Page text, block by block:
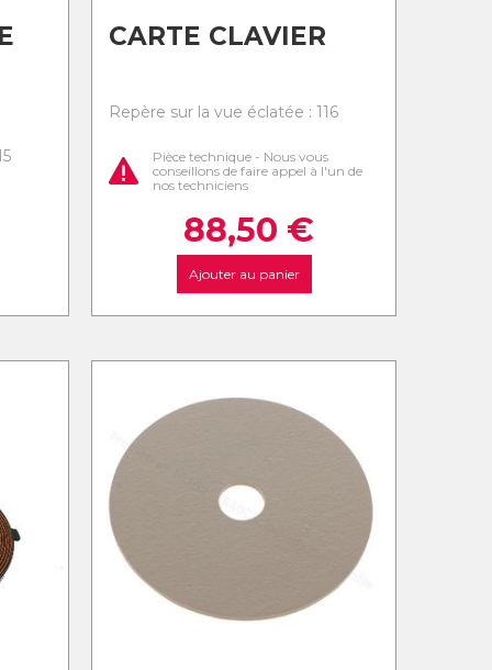
CARTE CLAVIER
Repère sur la vue éclatée : 116
Pièce technique - Nous vous
conseillons de faire appel à l'un de
nos techniciens
88,50 €
Ajouter au panier